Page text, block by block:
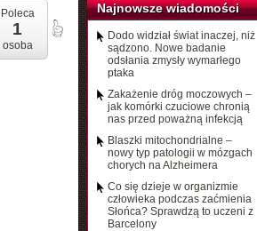
Poleca
1
osoba
Najnowsze wiadomości
Dodo widział świat inaczej, niż
sądzono. Nowe badanie
odsłania zmysły wymarłego
ptaka
Zakażenie dróg moczowych –
jak komórki czuciowe chronią
nas przed poważną infekcją
Blaszki mitochondrialne –
nowy typ patologii w mózgach
chorych na Alzheimera
Co się dzieje w organizmie
człowieka podczas zaćmienia
Słońca? Sprawdzą to uczeni z
Barcelony